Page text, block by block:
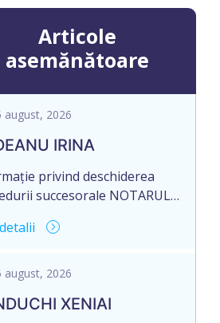
Articole
asemănătoare
august, 2026
IRINA
privind deschiderea
succesorale NOTARUL
R. Moldova, or. Sîngerei,
deschiderea procedurii
– RUDEANU IRINA,
august, 2026
XENIAI